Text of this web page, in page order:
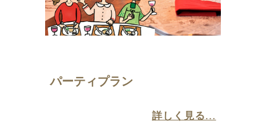
パーティプラン
詳しく見る...